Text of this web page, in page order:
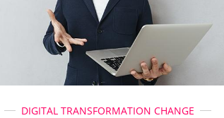
DIGITAL TRANSFORMATION CHANGE